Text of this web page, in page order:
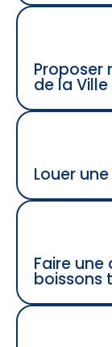
Proposer
de la Ville
Louer
Faire
boissons